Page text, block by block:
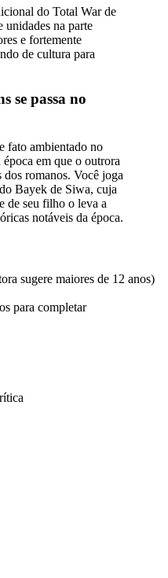
do Total War de
unidades na parte
e fortemente
de cultura para
se passa no
fato ambientado no
em que o outrora
romanos. Você joga
Bayek de Siwa, cuja
de seu filho o leva a
notáveis ​​da época.
sugere maiores de 12 anos)
para completar